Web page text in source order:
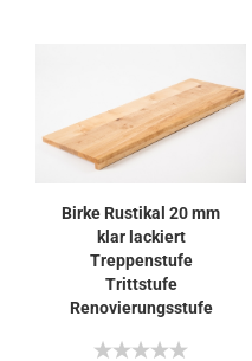
Birke Rustikal 20 mm
klar lackiert
Treppenstufe
Trittstufe
Renovierungsstufe